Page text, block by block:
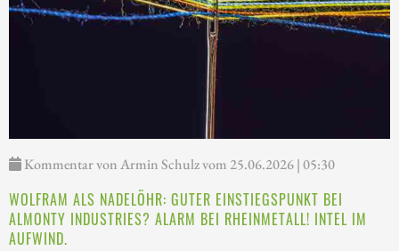
Kommentar von Armin Schulz vom 25.06.2026 | 05:30
WOLFRAM ALS NADELÖHR: GUTER EINSTIEGSPUNKT BEI
ALMONTY INDUSTRIES? ALARM BEI RHEINMETALL! INTEL IM
AUFWIND.